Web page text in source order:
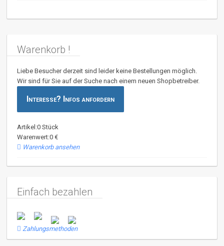
Warenkorb !
Liebe Besucher derzeit sind leider keine Bestellungen möglich.
Wir sind für Sie auf der Suche nach einem neuen Shopbetreiber.
Interesse? Infos anfordern
Artikel:0 Stück
Warenwert:0 €
Warenkorb ansehen
Einfach bezahlen
Zahlungsmethoden